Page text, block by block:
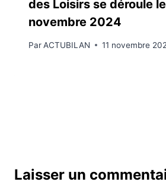
des Loisirs se déroule
novembre 2024
ParACTUBILAN 11 novembre
Laisser un